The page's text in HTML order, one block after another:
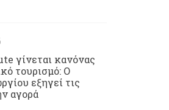
γίνεται κανόνας
τουρισμό: Ο
εξηγεί τις
αγορά